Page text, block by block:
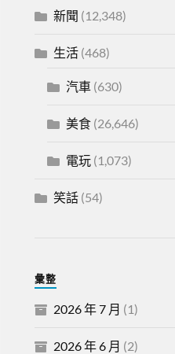
新聞 (12,348)
生活(468)
汽車(630)
美食(26,646)
電玩(1,073)
笑話(54)
彙整
2026 年 7 月 (1)
2026 年 6 月 (2)